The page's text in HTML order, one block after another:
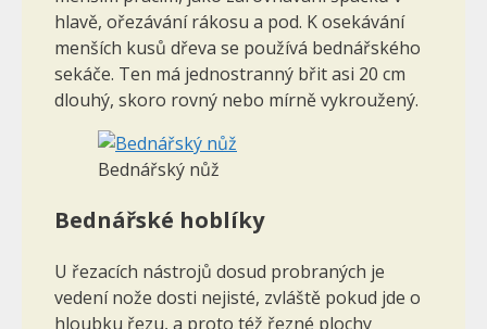
hlavě, ořezávání rákosu a pod. K osekávání
menších kusů dřeva se používá bednářského
sekáče. Ten má jednostranný břit asi 20 cm
dlouhý, skoro rovný nebo mírně vykroužený.
Bednářský nůž
Bednářské hoblíky
U řezacích nástrojů dosud probraných je
vedení nože dosti nejisté, zvláště pokud jde o
hloubku řezu, a proto též řezné plochy